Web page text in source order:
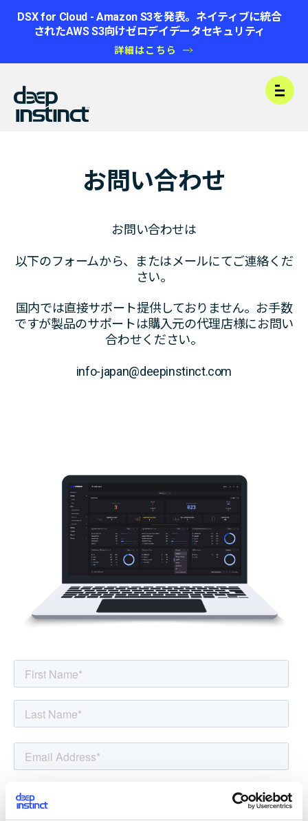
DSX for Cloud - Amazon S3を発表。ネイティブに統合
されたAWS S3向けゼロデイデータセキュリティ
詳細はこちら
お問い合わせ
お問い合わせは
以下のフォームから、またはメールにてご連絡くだ
さい。
国内では直接サポート提供しておりません。お手数
ですが製品のサポートは購入元の代理店様にお問い
合わせください。
info-japan@deepinstinct.com